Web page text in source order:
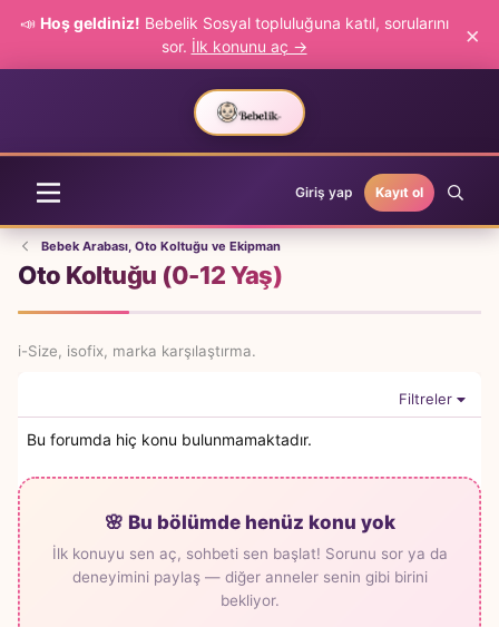
📣 Hoş geldiniz! Bebelik Sosyal topluluğuna katıl, sorularını
sor. İlk konunu aç → ×
Giriş yap Kayıt ol
Bebek Arabası, Oto Koltuğu ve Ekipman
Oto Koltuğu (0-12 Yaş)
i-Size, isofix, marka karşılaştırma.
Filtreler
Bu forumda hiç konu bulunmamaktadır.
🌸 Bu bölümde henüz konu yok
İlk konuyu sen aç, sohbeti sen başlat! Sorunu sor ya da
deneyimini paylaş — diğer anneler senin gibi birini
bekliyor.